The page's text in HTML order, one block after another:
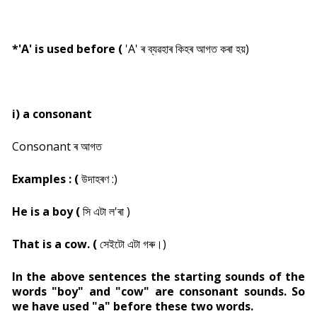
*'A' is used before ( 'A' ৰ ব্যৱহাৰ কিহৰ আগত কৰা হয়)
i) a consonant
Consonant ৰ আগত
Examples : (উদাহৰণ :)
He is a boy (সি এটা ল'ৰা )
That is a cow. (সেইটো এটা গৰু।)
In the above sentences the starting sounds of the
words "boy" and "cow" are consonant sounds. So
we have used "a" before these two words.